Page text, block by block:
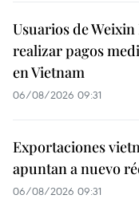
Usuarios de
realizar pagos
en Vietnam
06/08/2026 09:31
Exportaciones
apuntan a nuevo
06/08/2026 09:31